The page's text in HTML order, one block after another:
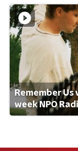
Remember Us
week NPO